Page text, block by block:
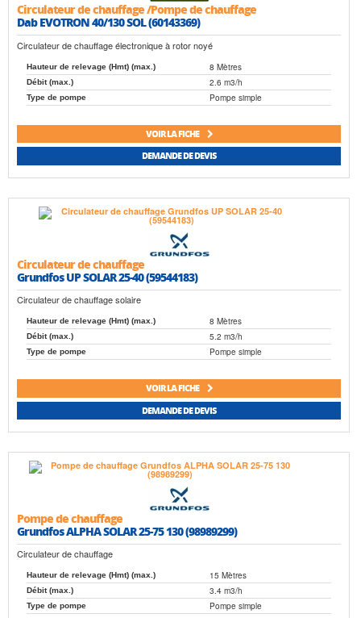
Circulateur de chauffage /Pompe de chauffage
Dab EVOTRON 40/130 SOL (60143369)
Circulateur de chauffage électronique à rotor noyé
Hauteur de relevage (Hmt) (max.) 8 Mètres
Débit (max.) 2.6 m3/h
Type de pompe Pompe simple
VOIR LA FICHE
DEMANDE DE DEVIS
Circulateur de chauffage
Grundfos UP SOLAR 25-40 (59544183)
Circulateur de chauffage solaire
Hauteur de relevage (Hmt) (max.) 8 Mètres
Débit (max.) 5.2 m3/h
Type de pompe Pompe simple
VOIR LA FICHE
DEMANDE DE DEVIS
Pompe de chauffage
Grundfos ALPHA SOLAR 25-75 130 (98989299)
Circulateur de chauffage
Hauteur de relevage (Hmt) (max.) 15 Mètres
Débit (max.) 3.4 m3/h
Type de pompe Pompe simple